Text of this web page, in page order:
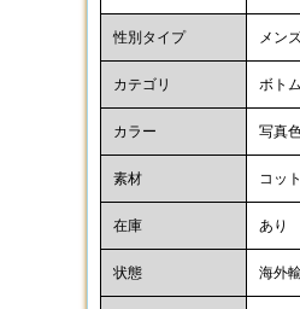
性別タイプ メン
カテゴリ ボト
カラー 写真
素材 コッ
在庫 あり
状態 海外